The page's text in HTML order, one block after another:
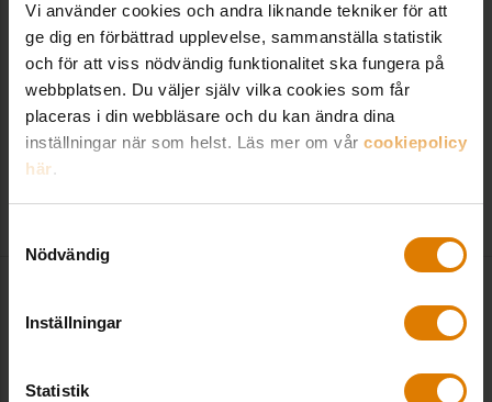
Vi använder cookies och andra liknande tekniker för att
ge dig en förbättrad upplevelse, sammanställa statistik
och för att viss nödvändig funktionalitet ska fungera på
webbplatsen. Du väljer själv vilka cookies som får
placeras i din webbläsare och du kan ändra dina
inställningar när som helst. Läs mer om vår cookiepolicy
här.
Nödvändig
Inställningar
Statistik
Träfasad med stommmar i trä sänker
klimatpåverkan. Flexibelt byggsystem i upp till 8
våningar. Lindbäcks arkitekt har jobbat med
sockelmotivet för att bryta upp husets totala volym.
Skivfasaden har en rörelse i indelningen och
förstärks ytterligare genom olika glanstal med
motivet att få fasaden att leva.